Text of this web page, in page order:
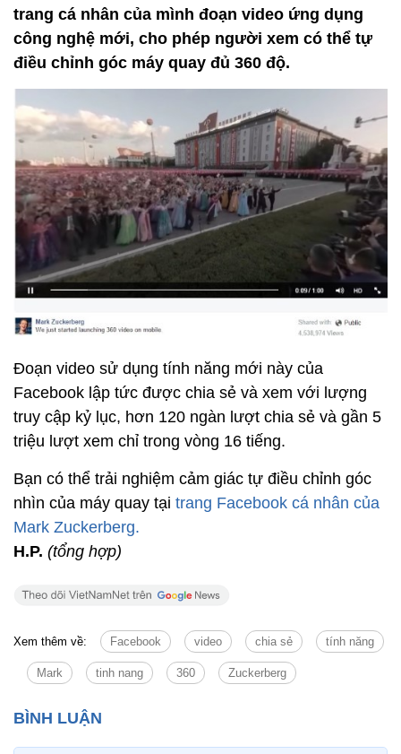
trang cá nhân của mình đoạn video ứng dụng
công nghệ mới, cho phép người xem có thể tự
điều chỉnh góc máy quay đủ 360 độ.
Đoạn video sử dụng tính năng mới này của
Facebook lập tức được chia sẻ và xem với lượng
truy cập kỷ lục, hơn 120 ngàn lượt chia sẻ và gần 5
triệu lượt xem chỉ trong vòng 16 tiếng.
Bạn có thể trải nghiệm cảm giác tự điều chỉnh góc
nhìn của máy quay tại trang Facebook cá nhân của
Mark Zuckerberg.
H.P. (tổng hợp)
Xem thêm về: Facebook video chia sẻ tính năng
Mark tinh nang 360 Zuckerberg